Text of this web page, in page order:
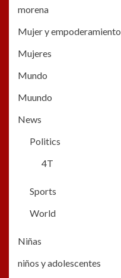
morena
Mujer y empoderamiento
Mujeres
Mundo
Muundo
News
Politics
4T
Sports
World
Niñas
niños y adolescentes